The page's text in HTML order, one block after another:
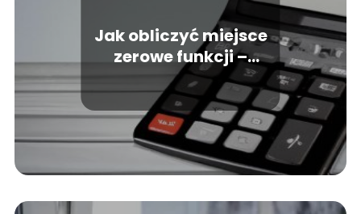
Jak obliczyć miejsce
zerowe funkcji –
poradnik dla
początkujących